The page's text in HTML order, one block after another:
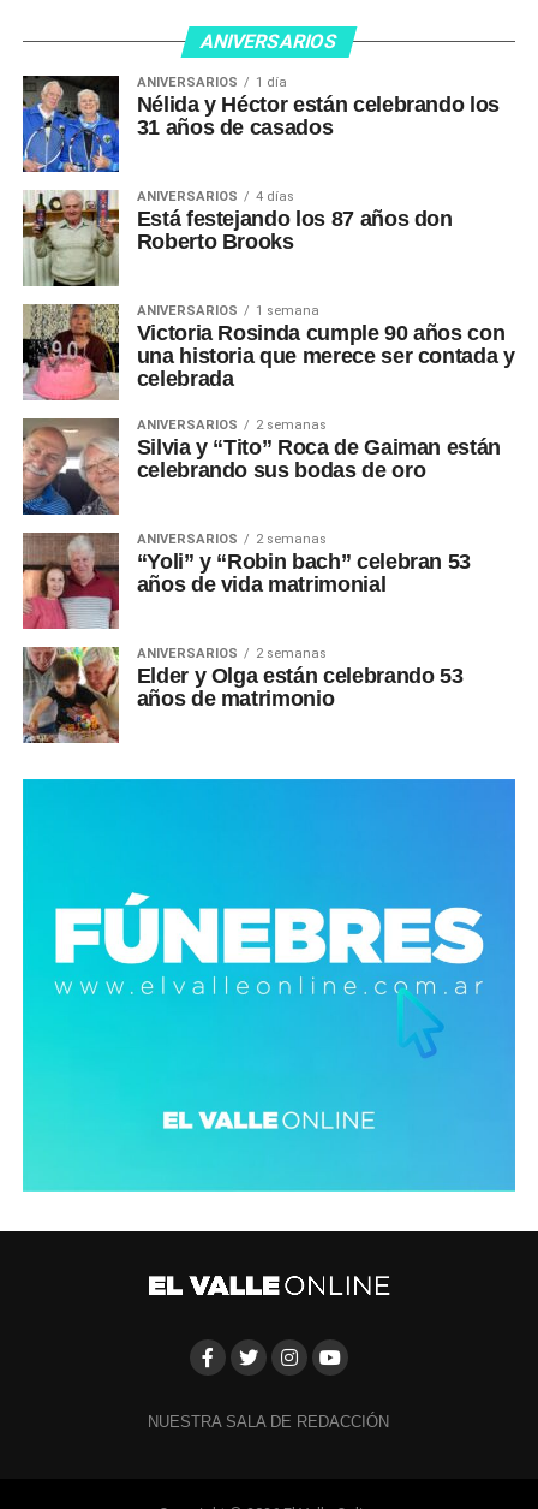
ANIVERSARIOS
ANIVERSARIOS 1 día
Nélida y Héctor están celebrando los
31 años de casados
ANIVERSARIOS 4 días
Está festejando los 87 años don
Roberto Brooks
ANIVERSARIOS 1 semana
Victoria Rosinda cumple 90 años con
una historia que merece ser contada y
celebrada
ANIVERSARIOS 2 semanas
Silvia y “Tito” Roca de Gaiman están
celebrando sus bodas de oro
ANIVERSARIOS 2 semanas
“Yoli” y “Robin bach” celebran 53
años de vida matrimonial
ANIVERSARIOS 2 semanas
Elder y Olga están celebrando 53
años de matrimonio
NUESTRA SALA DE REDACCIÓN